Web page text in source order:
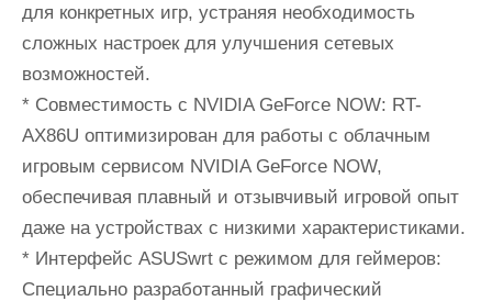
для конкретных игр, устраняя необходимость
сложных настроек для улучшения сетевых
возможностей.
* Совместимость с NVIDIA GeForce NOW: RT-
AX86U оптимизирован для работы с облачным
игровым сервисом NVIDIA GeForce NOW,
обеспечивая плавный и отзывчивый игровой опыт
даже на устройствах с низкими характеристиками.
* Интерфейс ASUSwrt с режимом для геймеров:
Специально разработанный графический